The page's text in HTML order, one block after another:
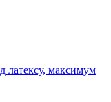
латексу, максимум